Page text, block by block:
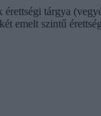
tárgya
emelt szintű